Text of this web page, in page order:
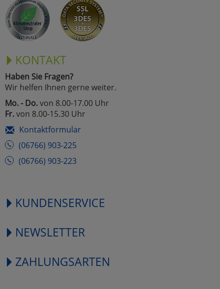
KONTAKT
Haben Sie Fragen?
Wir helfen Ihnen gerne weiter.
Mo. - Do.von 8.00-17.00 Uhr
Fr.von 8.00-15.30 Uhr
Kontaktformular
(06766) 903-225
(06766) 903-223
KUNDENSERVICE
NEWSLETTER
ZAHLUNGSARTEN